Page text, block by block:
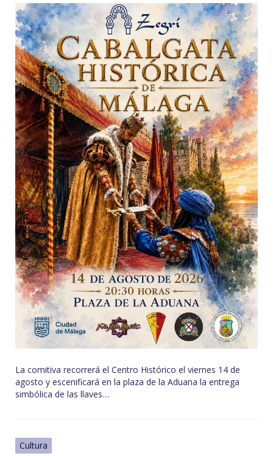
La comitiva recorrerá el Centro Histórico el viernes 14 de
agosto y escenificará en la plaza de la Aduana la entrega
simbólica de las llaves…
Cultura